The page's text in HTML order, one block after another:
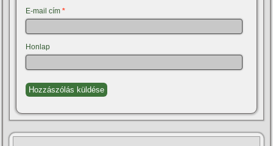
E-mail cím*
Honlap